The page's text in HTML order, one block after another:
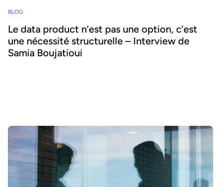
BLOG
Le data product n’est pas une option, c’est
une nécessité structurelle – Interview de
Samia Boujatioui